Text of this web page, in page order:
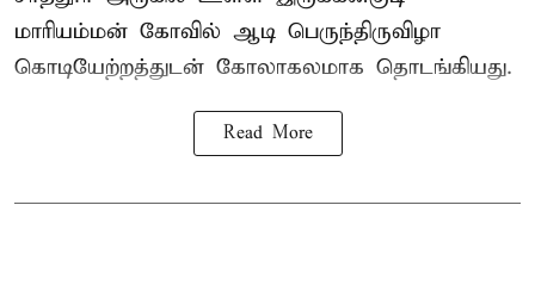
மாரியம்மன் கோவில் ஆடி பெருந்திருவிழா
கொடியேற்றத்துடன் கோலாகலமாக தொடங்கியது.
Read More